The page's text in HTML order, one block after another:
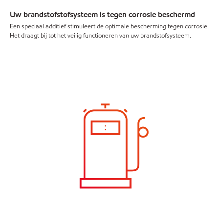
Uw brandstofstofsysteem is tegen corrosie beschermd
Een speciaal additief stimuleert de optimale bescherming tegen corrosie.
Het draagt bij tot het veilig functioneren van uw brandstofsysteem.